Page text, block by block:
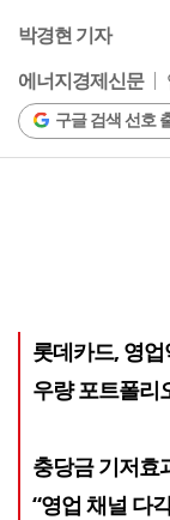
박경현 기자
에너지경제신문
구글 검색 선호
롯데카드, 영업
우량 포트폴리
충당금 기저효
“영업 채널 다